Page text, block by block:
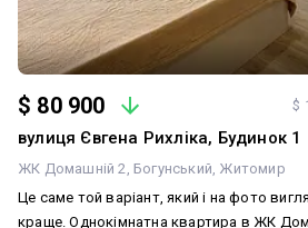
$ 80 900 $
вулиця Євгена Рихліка, Будинок 1
ЖК Домашній 2 Богунський Житомир
Це саме той варіант, який і на фото
краще. Однокімнатна квартира в ЖК Домашній 2 з сучасним